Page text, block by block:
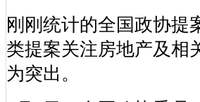
刚刚统计的全国政协提
类提案关注房地产及相
为突出。